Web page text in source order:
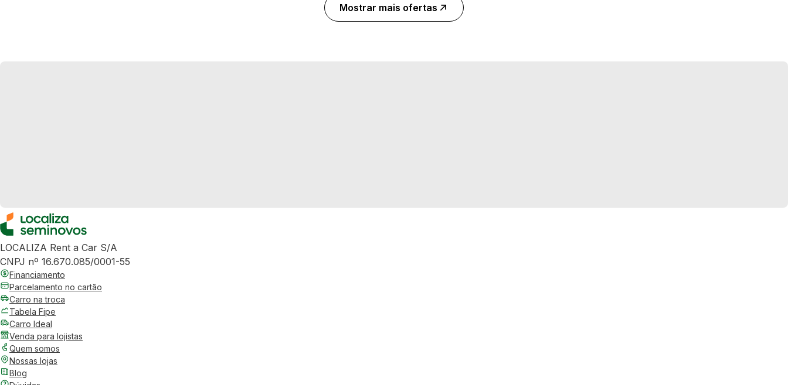
Mostrar mais ofertas
LOCALIZA Rent a Car S/A
CNPJ nº 16.670.085/0001-55
Financiamento
Parcelamento no cartão
Carro na troca
Tabela Fipe
Carro Ideal
Venda para lojistas
Quem somos
Nossas lojas
Blog